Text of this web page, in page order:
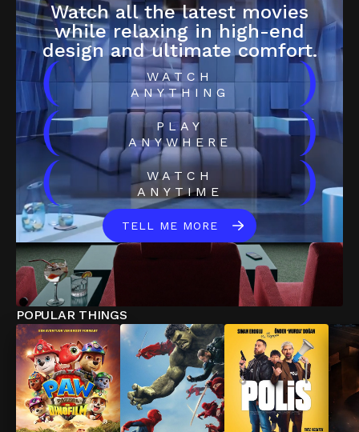
Watch all the latest movies
while relaxing in high-end
design and ultimate comfort.
(
WATCH
ANYTHING
)
(
PLAY
ANYWHERE
)
(
WATCH
ANYTIME
)
TELL ME MORE
POPULAR THINGS